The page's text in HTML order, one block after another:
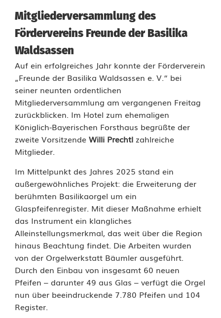
a
s
p
f
e
i
f
e
n
b
e
r
e
i
c
h
e
Mitgliederversammlung des
Fördervereins Freunde der Basilika
Waldsassen
Auf ein erfolgreiches Jahr konnte der Förderverein
„Freunde der Basilika Waldsassen e. V.“ bei
seiner neunten ordentlichen
Mitgliederversammlung am vergangenen Freitag
zurückblicken. Im Hotel zum ehemaligen
Königlich-Bayerischen Forsthaus begrüßte der
zweite Vorsitzende Willi Prechtl zahlreiche
Mitglieder.
Im Mittelpunkt des Jahres 2025 stand ein
außergewöhnliches Projekt: die Erweiterung der
berühmten Basilikaorgel um ein
Glaspfeifenregister. Mit dieser Maßnahme erhielt
das Instrument ein klangliches
Alleinstellungsmerkmal, das weit über die Region
hinaus Beachtung findet. Die Arbeiten wurden
von der Orgelwerkstatt Bäumler ausgeführt.
Durch den Einbau von insgesamt 60 neuen
Pfeifen – darunter 49 aus Glas – verfügt die Orgel
nun über beeindruckende 7.780 Pfeifen und 104
Register.